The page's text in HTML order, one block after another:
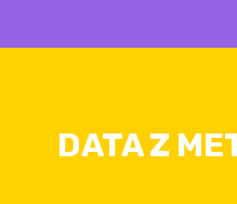
DATA Z